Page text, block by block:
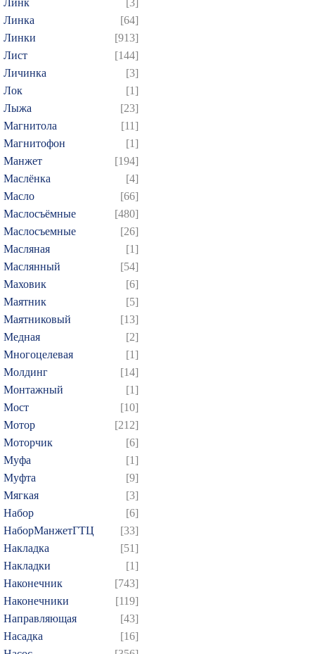
Линк
[3]
Линка
[64]
Линки
[913]
Лист
[144]
Личинка
[3]
Лок
[1]
Лыжа
[23]
Магнитола
[11]
Магнитофон
[1]
Манжет
[194]
Маслёнка
[4]
Масло
[66]
Маслосъёмные
[480]
Маслосъемные
[26]
Масляная
[1]
Маслянный
[54]
Маховик
[6]
Маятник
[5]
Маятниковый
[13]
Медная
[2]
Многоцелевая
[1]
Молдинг
[14]
Монтажный
[1]
Мост
[10]
Мотор
[212]
Моторчик
[6]
Муфа
[1]
Муфта
[9]
Мягкая
[3]
Набор
[6]
НаборМанжетГТЦ
[33]
Накладка
[51]
Накладки
[1]
Наконечник
[743]
Наконечники
[119]
Направляющая
[43]
Насадка
[16]